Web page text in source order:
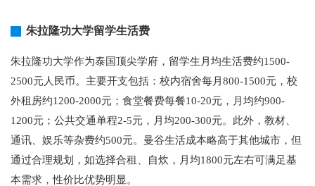
朱拉隆功大学留学生活费
朱拉隆功大学作为泰国顶尖学府，留学生月均生活费约1500-
2500元人民币。主要开支包括：校内宿舍每月800-1500元，校
外租房约1200-2000元；食堂餐费每餐10-20元，月均约900-
1200元；公共交通单程2-5元，月均200-300元。此外，教材、
通讯、娱乐等杂费约500元。曼谷生活成本略高于其他城市，但
通过合理规划，如选择合租、自炊，月均1800元左右可满足基
本需求，性价比优势明显。